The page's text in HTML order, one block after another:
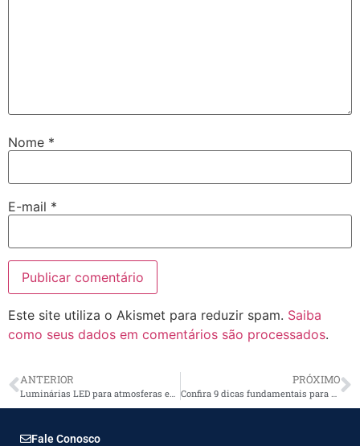
Nome *
E-mail *
Este site utiliza o Akismet para reduzir spam. Saiba
como seus dados em comentários são processados.
ANTERIOR PRÓXIMO
Fale Conosco